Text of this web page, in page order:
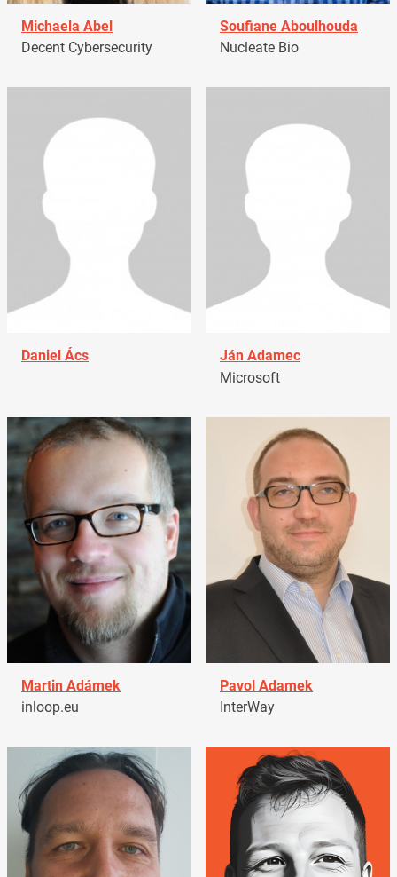
Michaela Abel
Decent Cybersecurity
Soufiane Aboulhouda
Nucleate Bio
Daniel Ács
Ján Adamec
Microsoft
Martin Adámek
inloop.eu
Pavol Adamek
InterWay